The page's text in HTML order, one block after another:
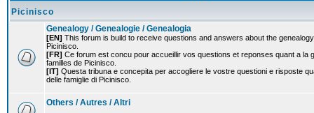
Picinisco
Genealogy / Genealogie / Genealogia
[EN] This forum is build to receive questions and answers about the
Picinisco.
[FR] Ce forum est concu pour accueillir vos questions et reponses quant a la
familles de Picinisco.
[IT] Questa tribuna e concepita per accogliere le vostre questioni e risposte
delle famiglie di Picinisco.
Others / Autres / Altri